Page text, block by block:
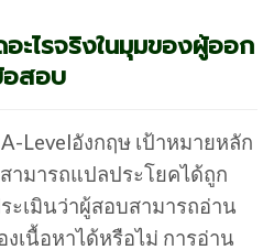
ไรจริงในมุมของผู้ออก
สอบ
Levelอังกฤษ เป้าหมายหลัก
ามารถแปลประโยคได้ถูก
ะเมินว่าผู้สอบสามารถอ่าน
เนื้อหาได้หรือไม่ การอ่าน